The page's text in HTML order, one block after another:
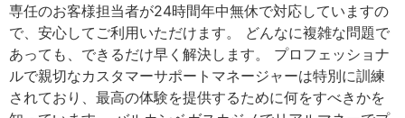
専任のお客様担当者が24時間年中無休で対応していますの
で、安心してご利用いただけます。 どんなに複雑な問題で
あっても、できるだけ早く解決します。 プロフェッショナ
ルで親切なカスタマーサポートマネージャーは特別に訓練
されており、最高の体験を提供するために何をすべきかを